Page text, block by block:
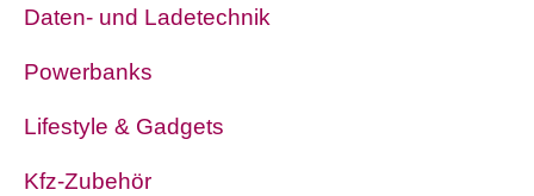
Daten- und Ladetechnik
Powerbanks
Lifestyle & Gadgets
Kfz-Zubehör